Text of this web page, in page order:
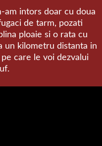
intors doar cu doua
de tarm, pozati
ploaie si o rata cu
un kilometru distanta in
care le voi dezvalui